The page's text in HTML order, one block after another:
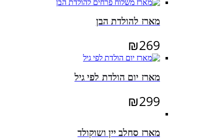
מארז להולדת הבן
₪269
מארז יום הולדת לפי גיל
₪299
מארז סחלב יין ושוקולד